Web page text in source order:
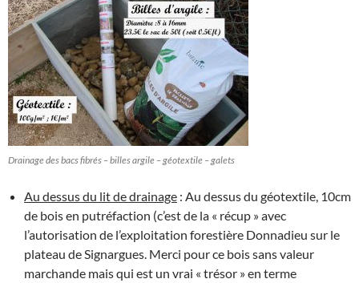
Drainage des bacs fibrés – billes argile – géotextile – galets
Au dessus du lit de drainage : Au dessus du géotextile, 10cm
de bois en putréfaction (c’est de la « récup » avec
l’autorisation de l’exploitation forestière Donnadieu sur le
plateau de Signargues. Merci pour ce bois sans valeur
marchande mais qui est un vrai « trésor » en terme